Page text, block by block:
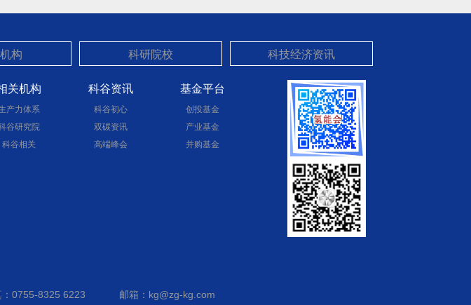
关机构
产力体系
谷研究院
科谷相关
科谷资讯
科谷初心
双碳资讯
高端峰会
基金平台
创投基金
产业基金
并购基金
：0755-8325 6223 邮箱：kg@zg-kg.com